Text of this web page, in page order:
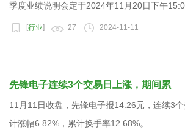
季度业绩说明会定于2024年11月20日下午
[行业] 27 2024-11-11
先锋电子连续3个交易日上涨，期间累
11月11日收盘，先锋电子报14.26元，连续3
计涨幅6.82%，累计换手率12.68%。